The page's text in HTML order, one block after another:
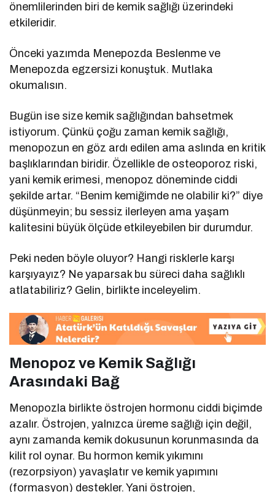
önemlilerinden biri de kemik sağlığı üzerindeki
etkileridir.
Önceki yazımda Menepozda Beslenme ve
Menepozda egzersizi konuştuk. Mutlaka
okumalısın.
Bugün ise size kemik sağlığından bahsetmek
istiyorum. Çünkü çoğu zaman kemik sağlığı,
menopozun en göz ardı edilen ama aslında en kritik
başlıklarından biridir. Özellikle de osteoporoz riski,
yani kemik erimesi, menopoz döneminde ciddi
şekilde artar. “Benim kemiğimde ne olabilir ki?” diye
düşünmeyin; bu sessiz ilerleyen ama yaşam
kalitesini büyük ölçüde etkileyebilen bir durumdur.
Peki neden böyle oluyor? Hangi risklerle karşı
karşıyayız? Ne yaparsak bu süreci daha sağlıklı
atlatabiliriz? Gelin, birlikte inceleyelim.
Menopoz ve Kemik Sağlığı
Arasındaki Bağ
Menopozla birlikte östrojen hormonu ciddi biçimde
azalır. Östrojen, yalnızca üreme sağlığı için değil,
aynı zamanda kemik dokusunun korunmasında da
kilit rol oynar. Bu hormon kemik yıkımını
(rezorpsiyon) yavaşlatır ve kemik yapımını
(formasyon) destekler. Yani östrojen,